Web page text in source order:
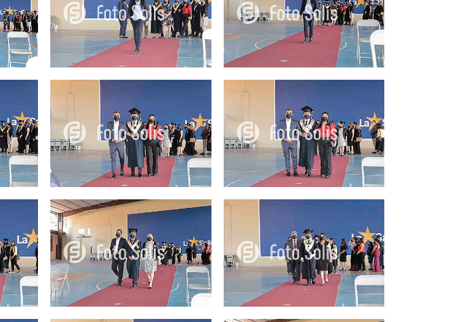
25.00Q 25.00Q
25.00Q 25.00Q
25.00Q 25.00Q